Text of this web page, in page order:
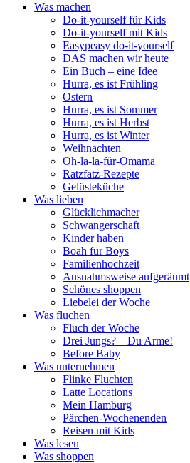
Was machen
Do-it-yourself für Kids
Do-it-yourself mit Kids
Easypeasy do-it-yourself
DAS machen wir heute
Ein Buch – eine Idee
Hurra, es ist Frühling
Ostern
Hurra, es ist Sommer
Hurra, es ist Herbst
Hurra, es ist Winter
Weihnachten
Oh-la-la-für-Omama
Ratzfatz-Rezepte
Gelüsteküche
Was lieben
Glücklichmacher
Schwangerschaft
Kinder haben
Boah für Boys
Familienhochzeit
Ausnahmsweise aufgeräumt
Schönes shoppen
Liebelei der Woche
Was fluchen
Fluch der Woche
Drei Jungs? – Du Arme!
Before Baby
Was unternehmen
Flinke Fluchten
Latte Locations
Mein Hamburg
Pärchen-Wochenenden
Reisen mit Kids
Was lesen
Was shoppen